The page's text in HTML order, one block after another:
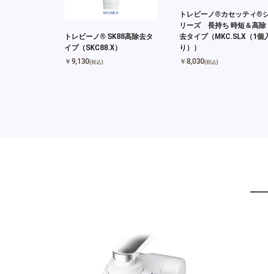
トレビーノ® SK88高除去タ
イプ（SKC88.X）
￥9,130(税込)
トレビーノ®カセッティ®
リーズ 長持ち 時短＆高除
去タイプ（MKC.SLX（1個
り））
￥8,030(税込)